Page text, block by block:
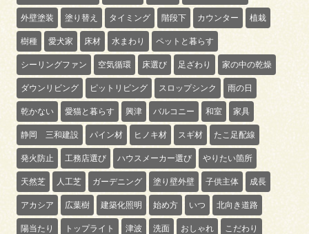
外壁塗装 塗り替え タイミング 階段下 カウンター 植栽
樹種 愛犬家 床材 水まわり ペットと暮らす
シーリングファン 空気循環 床選び 足ざわり 家の中の乾燥
ダウンリビング ピットリビング スロップシンク 雨の日
乾かない 愛猫と暮らす 興津 バルコニー 和室 家具
静岡 三和建設 パイン材 ヒノキ材 スギ材 たこ足配線
発火防止 工務店選び ハウスメーカー選び やりたい箇所
天然芝 人工芝 ガーデニング 塗り壁外壁 子供主体 成長
アカシア 広葉樹 建築化照明 始め方 いつ 北向き道路
陽当たり トップライト 津波 洗面 おしゃれ こだわり